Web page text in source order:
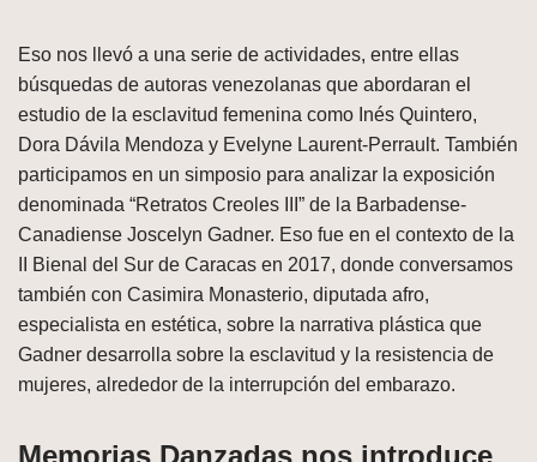
Eso nos llevó a una serie de actividades, entre ellas
búsquedas de autoras venezolanas que abordaran el
estudio de la esclavitud femenina como Inés Quintero,
Dora Dávila Mendoza y Evelyne Laurent-Perrault. También
participamos en un simposio para analizar la exposición
denominada “Retratos Creoles III” de la Barbadense-
Canadiense Joscelyn Gadner. Eso fue en el contexto de la
II Bienal del Sur de Caracas en 2017, donde conversamos
también con Casimira Monasterio, diputada afro,
especialista en estética, sobre la narrativa plástica que
Gadner desarrolla sobre la esclavitud y la resistencia de
mujeres, alrededor de la interrupción del embarazo.
Memorias Danzadas nos introduce